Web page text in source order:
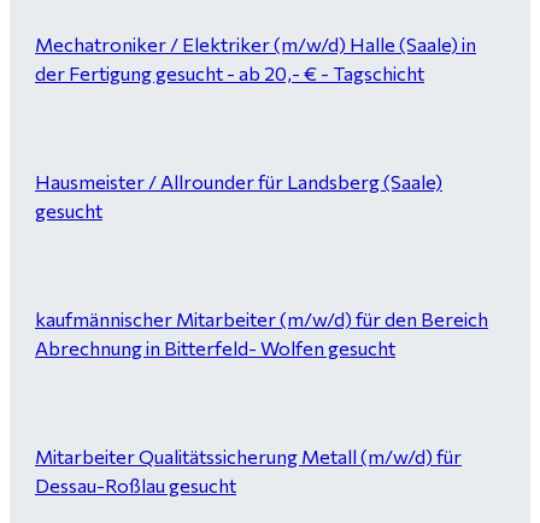
Mechatroniker / Elektriker (m/w/d) Halle (Saale) in
der Fertigung gesucht - ab 20,- € - Tagschicht
Hausmeister / Allrounder für Landsberg (Saale)
gesucht
kaufmännischer Mitarbeiter (m/w/d) für den Bereich
Abrechnung in Bitterfeld- Wolfen gesucht
Mitarbeiter Qualitätssicherung Metall (m/w/d) für
Dessau-Roßlau gesucht